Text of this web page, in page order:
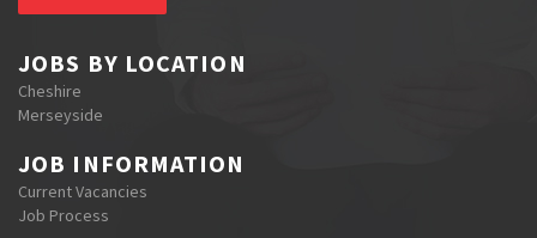
JOBS BY LOCATION
Cheshire
Merseyside
JOB INFORMATION
Current Vacancies
Job Process